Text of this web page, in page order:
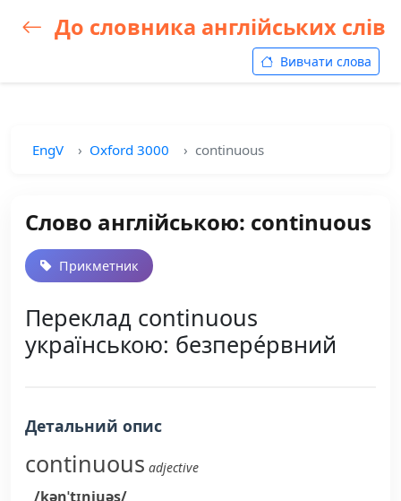
До словника англійських слів
Вивчати слова
EngV Oxford 3000 continuous
Слово англійською: continuous
Прикметник
Переклад continuous
українською: безпере́рвний
Детальний опис
continuous adjective
/kənˈtɪnjuəs/